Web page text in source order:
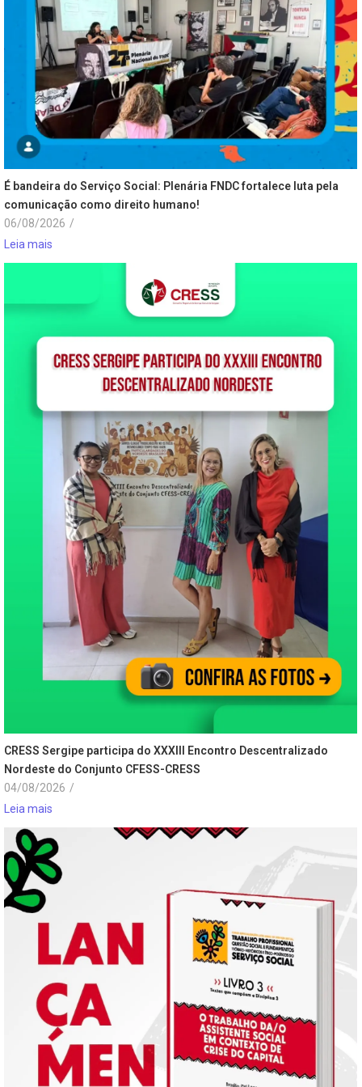
É bandeira do Serviço Social: Plenária FNDC fortalece luta pela
comunicação como direito humano!
06/08/2026 /
Leia mais
CRESS Sergipe participa do XXXIII Encontro Descentralizado
Nordeste do Conjunto CFESS-CRESS
04/08/2026 /
Leia mais